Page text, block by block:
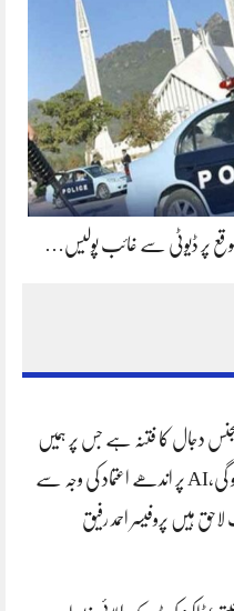
موقع پر ڈیوٹی سے غائب پولیس…
دجال کا فتنہ ہے جس پر ہمیں
فتح حاصل ہو گی،AI پر اندھے اعتماد کی وجہ سے
ہیں پروفیسر احمد رفیق